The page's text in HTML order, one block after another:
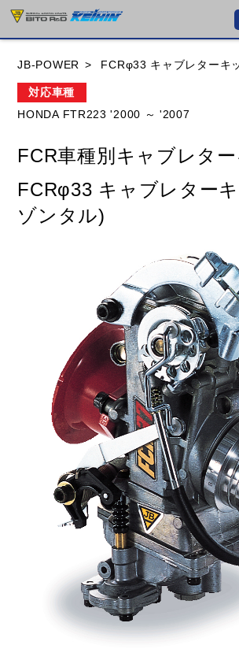
HUSQVANA
閉じる
JB-POWER FCRφ33 キャブレターキ
対応車種
HONDA FTR223 '2000 ～ '2007
FCR車種別キャブレター
FCRφ33 キャブレター
ゾンタル)